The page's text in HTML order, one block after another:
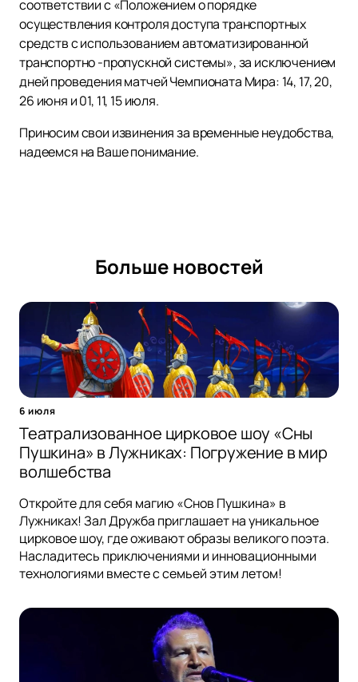
соответствии с «Положением о порядке
осуществления контроля доступа транспортных
средств с использованием автоматизированной
транспортно -пропускной системы», за исключением
дней проведения матчей Чемпионата Мира: 14, 17, 20,
26 июня и 01, 11, 15 июля.
Приносим свои извинения за временные неудобства,
надеемся на Ваше понимание.
Больше новостей
6 июля
Театрализованное цирковое шоу «Сны
Пушкина» в Лужниках: Погружение в мир
волшебства
Откройте для себя магию «Снов Пушкина» в
Лужниках! Зал Дружба приглашает на уникальное
цирковое шоу, где оживают образы великого поэта.
Насладитесь приключениями и инновационными
технологиями вместе с семьей этим летом!